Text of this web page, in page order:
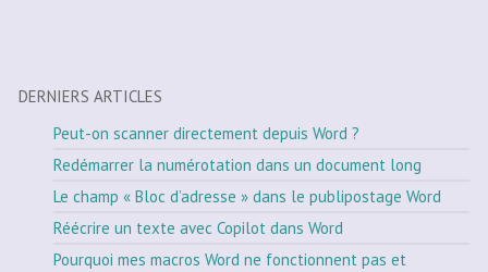
DERNIERS ARTICLES
Peut-on scanner directement depuis Word ?
Redémarrer la numérotation dans un document long
Le champ « Bloc d’adresse » dans le publipostage Word
Réécrire un texte avec Copilot dans Word
Pourquoi mes macros Word ne fonctionnent pas et